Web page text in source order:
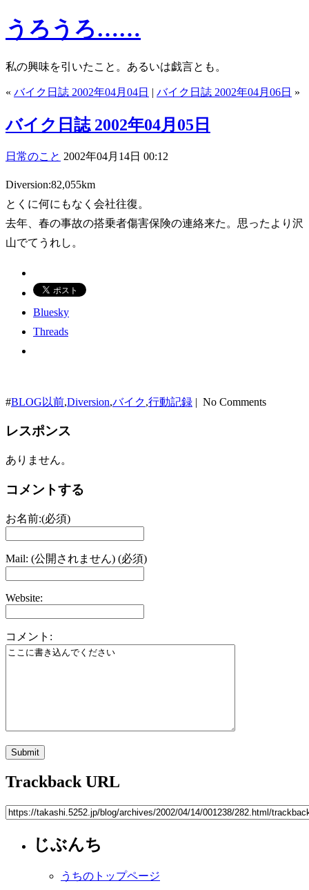
うろうろ……
私の興味を引いたこと。あるいは戯言とも。
« バイク日誌 2002年04月04日 | バイク日誌 2002年04月06日 »
バイク日誌 2002年04月05日
日常のこと 2002年04月14日 00:12
Diversion:82,055km
とくに何にもなく会社往復。
去年、春の事故の搭乗者傷害保険の連絡来た。思ったより沢
山でてうれし。
Bluesky
Threads
#BLOG以前,Diversion,バイク,行動記録 | No Comments
レスポンス
ありません。
コメントする
お名前:(必須)
Mail: (公開されません) (必須)
Website:
コメント:
Trackback URL
じぶんち
うちのトップページ